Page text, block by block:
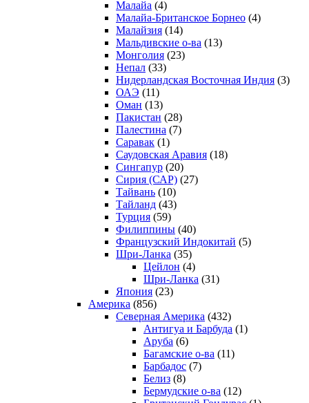
Малайа (4)
Малайа-Британское Борнео (4)
Малайзия (14)
Мальдивские о-ва (13)
Монголия (23)
Непал (33)
Нидерландская Восточная Индия (3)
ОАЭ (11)
Оман (13)
Пакистан (28)
Палестина (7)
Саравак (1)
Саудовская Аравия (18)
Сингапур (20)
Сирия (САР) (27)
Тайвань (10)
Тайланд (43)
Турция (59)
Филиппины (40)
Французский Индокитай (5)
Шри-Ланка (35)
Цейлон (4)
Шри-Ланка (31)
Япония (23)
Америка (856)
Северная Америка (432)
Антигуа и Барбуда (1)
Аруба (6)
Багамские о-ва (11)
Барбадос (7)
Белиз (8)
Бермудские о-ва (12)